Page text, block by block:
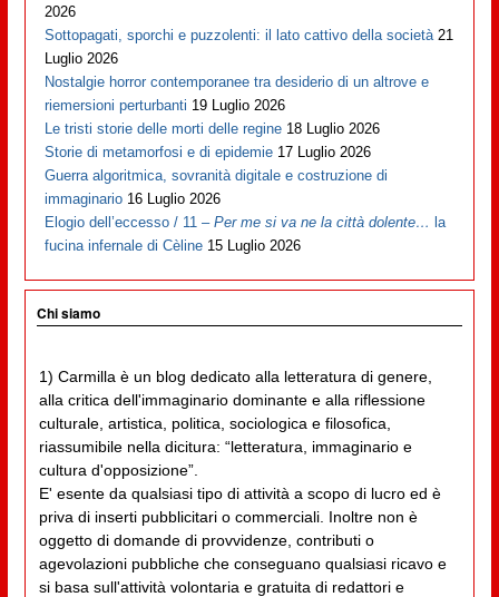
2026
Sottopagati, sporchi e puzzolenti: il lato cattivo della società 21
Luglio 2026
Nostalgie horror contemporanee tra desiderio di un altrove e
riemersioni perturbanti 19 Luglio 2026
Le tristi storie delle morti delle regine 18 Luglio 2026
Storie di metamorfosi e di epidemie 17 Luglio 2026
Guerra algoritmica, sovranità digitale e costruzione di
immaginario 16 Luglio 2026
Elogio dell’eccesso / 11 –Per me si va ne la città dolente… la
fucina infernale di Cèline 15 Luglio 2026
Chi siamo
1) Carmilla è un blog dedicato alla letteratura di genere,
alla critica dell'immaginario dominante e alla riflessione
culturale, artistica, politica, sociologica e filosofica,
riassumibile nella dicitura: “letteratura, immaginario e
cultura d'opposizione”.
E' esente da qualsiasi tipo di attività a scopo di lucro ed è
priva di inserti pubblicitari o commerciali. Inoltre non è
oggetto di domande di provvidenze, contributi o
agevolazioni pubbliche che conseguano qualsiasi ricavo e
si basa sull'attività volontaria e gratuita di redattori e